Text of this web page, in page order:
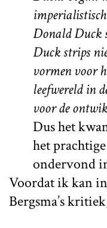
Donald Duck
Duck strips
vormen voor
leefwereld in
voor de
Dus het
het
ondervond
Voordat ik kan
Bergsma’s